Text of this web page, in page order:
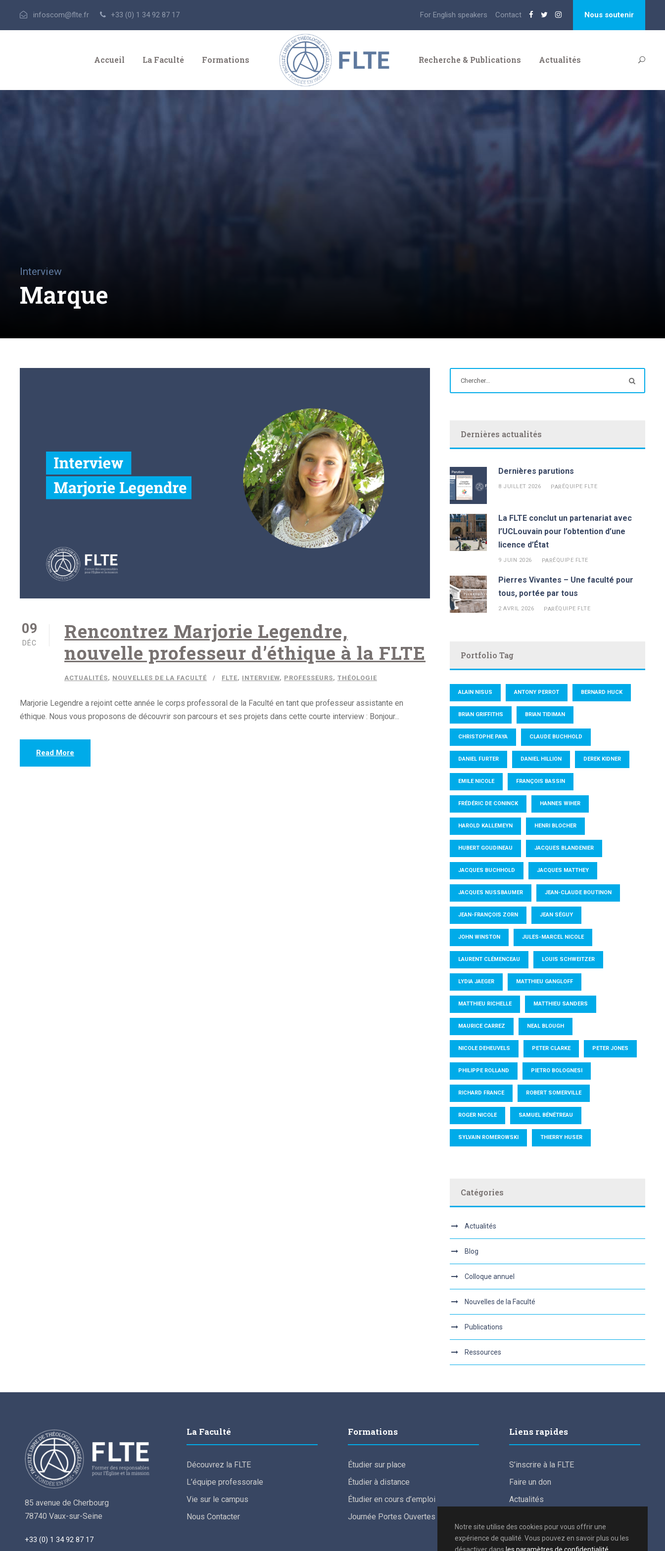
infoscom@flte.fr +33 (0) 1 34 92 87 17 For English speakers Contact Nous soutenir
Accueil La Faculté Formations Recherche & Publications Actualités
Interview
Marque
09
DÉC
Rencontrez Marjorie Legendre,
nouvelle professeur d’éthique à la FLTE
ACTUALITÉS, NOUVELLES DE LA FACULTÉ FLTE, INTERVIEW, PROFESSEURS, THÉOLOGIE
Marjorie Legendre a rejoint cette année le corps professoral de la Faculté en tant que professeur assistante en
éthique. Nous vous proposons de découvrir son parcours et ses projets dans cette courte interview : Bonjour...
Read More
Dernières actualités
Dernières parutions
8 JUILLET 2026 PAR ÉQUIPE FLTE
La FLTE conclut un partenariat avec
l’UCLouvain pour l’obtention d’une
licence d’État
9 JUIN 2026 PARÉQUIPE FLTE
Pierres Vivantes – Une faculté pour
tous, portée par tous
2 AVRIL 2026 PAR ÉQUIPE FLTE
Portfolio Tag
ALAIN NISUS ANTONY PERROT BERNARD HUCK
BRIAN GRIFFITHS BRIAN TIDIMAN
CHRISTOPHE PAYA CLAUDE BUCHHOLD
DANIEL FURTER DANIEL HILLION DEREK KIDNER
EMILE NICOLE FRANÇOIS BASSIN
FRÉDÉRIC DE CONINCK HANNES WIHER
HAROLD KALLEMEYN HENRI BLOCHER
HUBERT GOUDINEAU JACQUES BLANDENIER
JACQUES BUCHHOLD JACQUES MATTHEY
JACQUES NUSSBAUMER JEAN-CLAUDE BOUTINON
JEAN-FRANÇOIS ZORN JEAN SÉGUY
JOHN WINSTON JULES-MARCEL NICOLE
LAURENT CLÉMENCEAU LOUIS SCHWEITZER
LYDIA JAEGER MATTHIEU GANGLOFF
MATTHIEU RICHELLE MATTHIEU SANDERS
MAURICE CARREZ NEAL BLOUGH
NICOLE DEHEUVELS PETER CLARKE PETER JONES
PHILIPPE ROLLAND PIETRO BOLOGNESI
RICHARD FRANCE ROBERT SOMERVILLE
ROGER NICOLE SAMUEL BÉNÉTREAU
SYLVAIN ROMEROWSKI THIERRY HUSER
Catégories
Actualités
Blog
Colloque annuel
Nouvelles de la Faculté
Publications
Ressources
85 avenue de Cherbourg
78740 Vaux-sur-Seine
+33 (0) 1 34 92 87 17
La Faculté
Découvrez la FLTE
L’équipe professorale
Vie sur le campus
Nous Contacter
Formations
Étudier sur place
Étudier à distance
Étudier en cours d’emploi
Journée Portes Ouvertes
Liens rapides
S’inscrire à la FLTE
Faire un don
Actualités
Conditions de participation aux frais
d’études
Notre site utilise des cookies pour vous offrir une
expérience de qualité. Vous pouvez en savoir plus ou les